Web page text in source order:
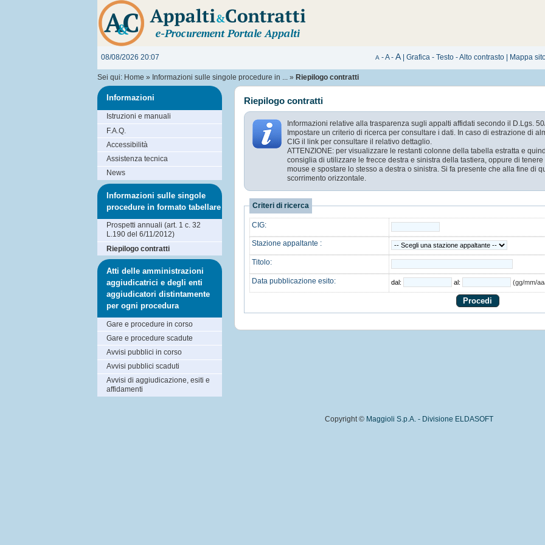
08/08/2026 20:07 A -A - A Grafica - Testo -Alto contrasto Mappa
Sei qui: Home » Informazioni sulle singole procedure in ... » Riepilogo contratti
Riepilogo contratti
Informazioni relative alla trasparenza sugli appalti affidati secondo il D.Lgs.
Impostare un criterio di ricerca per consultare i dati. In caso di estrazione di
CIG il link per consultare il relativo dettaglio.
ATTENZIONE: per visualizzare le restanti colonne della tabella estratta e
consiglia di utilizzare le frecce destra e sinistra della tastiera, oppure di
mouse e spostare lo stesso a destra o sinistra. Si fa presente che alla fine di
scorrimento orizzontale.
Criteri di ricerca
CIG:
Stazione appaltante :
Titolo:
Data pubblicazione esito: dal: al: (gg/mm/
Informazioni
Istruzioni e manuali
F.A.Q.
Accessibilità
Assistenza tecnica
News
Informazioni sulle singole
procedure in formato tabellare
Prospetti annuali (art. 1 c. 32
L.190 del 6/11/2012)
Riepilogo contratti
Atti delle amministrazioni
aggiudicatrici e degli enti
aggiudicatori distintamente
per ogni procedura
Gare e procedure in corso
Gare e procedure scadute
Avvisi pubblici in corso
Avvisi pubblici scaduti
Avvisi di aggiudicazione, esiti e
affidamenti
Copyright © Maggioli S.p.A. - Divisione ELDASOFT